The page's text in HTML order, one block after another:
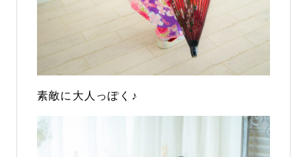
素敵に大人っぽく♪